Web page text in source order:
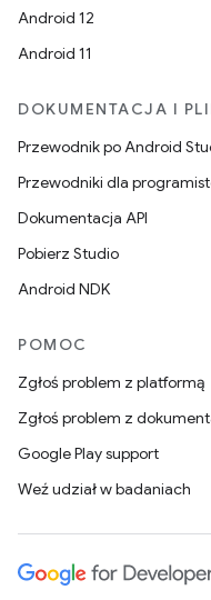
Android 12
Android 11
DOKUMENTACJA I
Przewodnik po Android
Przewodniki dla
Dokumentacja API
Pobierz Studio
Android NDK
POMOC
Zgłoś problem z platformą
Zgłoś problem z
Google Play support
Weź udział w badaniach